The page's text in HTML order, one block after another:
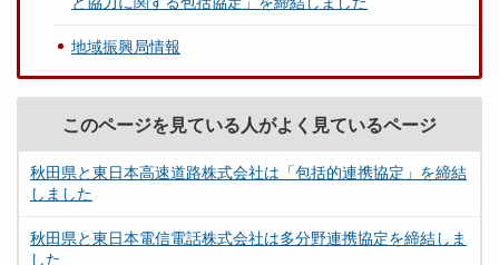
地域振興局情報
このページを見ている人がよく見ているページ
秋田県と東日本高速道路株式会社は「包括的連携協定」を締結
しました
秋田県と東日本電信電話株式会社は多分野連携協定を締結しま
した